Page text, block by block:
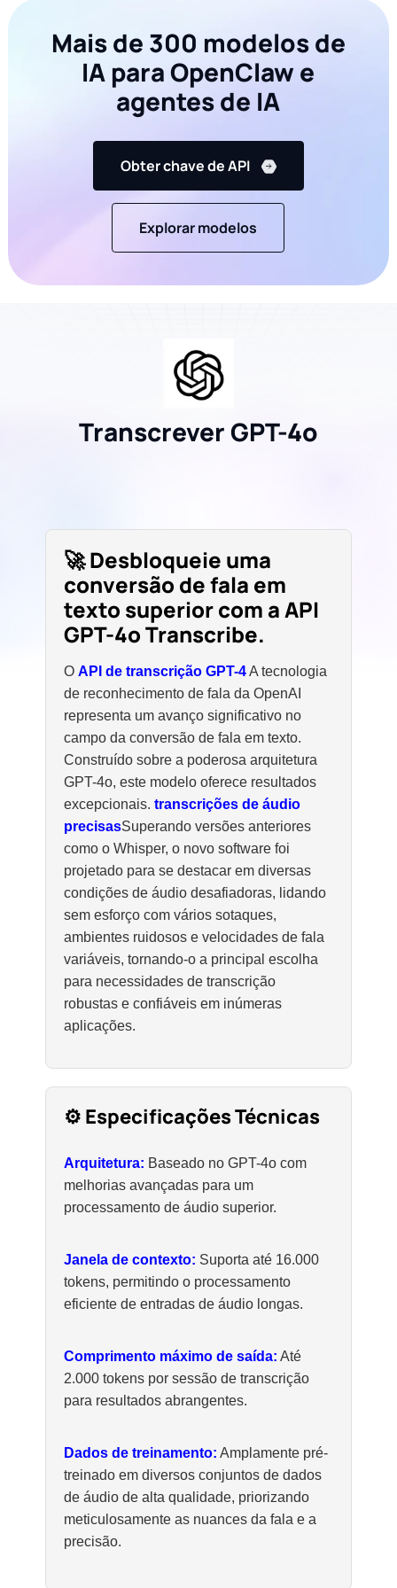
Mais de 300 modelos de
IA para OpenClaw e
agentes de IA
Obter chave de API
Explorar modelos
Transcrever GPT-4o
🚀 Desbloqueie uma
conversão de fala em
texto superior com a API
GPT-4o Transcribe.
OAPI de transcrição GPT-4A tecnologia
de reconhecimento de fala da OpenAI
representa um avanço significativo no
campo da conversão de fala em texto.
Construído sobre a poderosa arquitetura
GPT-4o, este modelo oferece resultados
excepcionais.transcrições de áudio
precisasSuperando versões anteriores
como o Whisper, o novo software foi
projetado para se destacar em diversas
condições de áudio desafiadoras, lidando
sem esforço com vários sotaques,
ambientes ruidosos e velocidades de fala
variáveis, tornando-o a principal escolha
para necessidades de transcrição
robustas e confiáveis ​​em inúmeras
aplicações.
⚙️ Especificações Técnicas
Arquitetura: Baseado no GPT-4o com
melhorias avançadas para um
processamento de áudio superior.
Janela de contexto: Suporta até 16.000
tokens, permitindo o processamento
eficiente de entradas de áudio longas.
Comprimento máximo de saída: Até
2.000 tokens por sessão de transcrição
para resultados abrangentes.
Dados de treinamento: Amplamente pré-
treinado em diversos conjuntos de dados
de áudio de alta qualidade, priorizando
meticulosamente as nuances da fala e a
precisão.